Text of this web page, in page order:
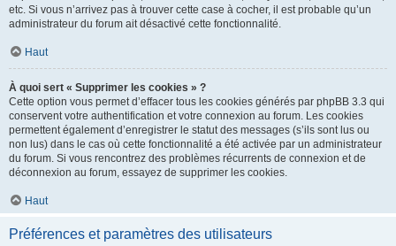
etc. Si vous n’arrivez pas à trouver cette case à cocher, il est probable qu’un
administrateur du forum ait désactivé cette fonctionnalité.
Haut
À quoi sert « Supprimer les cookies » ?
Cette option vous permet d’effacer tous les cookies générés par phpBB 3.3 qui
conservent votre authentification et votre connexion au forum. Les cookies
permettent également d’enregistrer le statut des messages (s’ils sont lus ou
non lus) dans le cas où cette fonctionnalité a été activée par un administrateur
du forum. Si vous rencontrez des problèmes récurrents de connexion et de
déconnexion au forum, essayez de supprimer les cookies.
Haut
Préférences et paramètres des utilisateurs